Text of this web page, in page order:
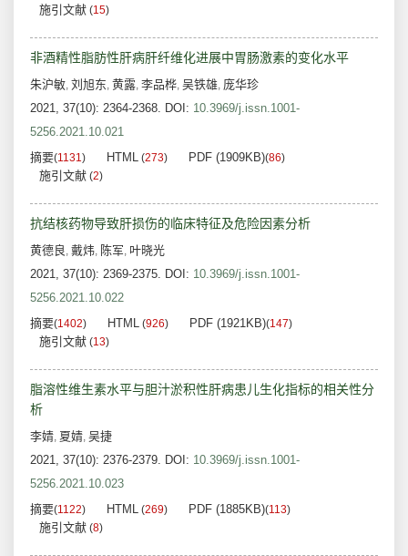
施引文献 (15)
非酒精性脂肪性肝病肝纤维化进展中胃肠激素的变化水平
朱沪敏, 刘旭东, 黄露, 李品桦, 吴铁雄, 庞华珍
2021, 37(10): 2364-2368. DOI: 10.3969/j.issn.1001-
5256.2021.10.021
摘要(1131) HTML (273) PDF (1909KB)(86)
施引文献 (2)
抗结核药物导致肝损伤的临床特征及危险因素分析
黄德良, 戴炜, 陈军, 叶晓光
2021, 37(10): 2369-2375. DOI: 10.3969/j.issn.1001-
5256.2021.10.022
摘要(1402) HTML (926) PDF (1921KB)(147)
施引文献 (13)
脂溶性维生素水平与胆汁淤积性肝病患儿生化指标的相关性分
析
李婧, 夏婧, 吴捷
2021, 37(10): 2376-2379. DOI: 10.3969/j.issn.1001-
5256.2021.10.023
摘要(1122) HTML (269) PDF (1885KB)(113)
施引文献 (8)